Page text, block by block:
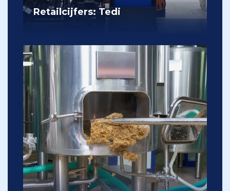
Retailcijfers: Tedi